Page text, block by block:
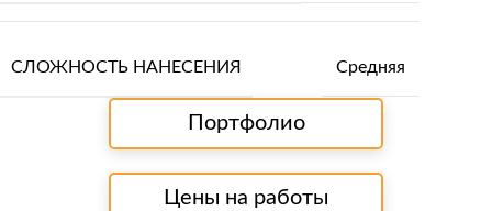
СЛОЖНОСТЬ НАНЕСЕНИЯ Средняя
Портфолио
Цены на работы